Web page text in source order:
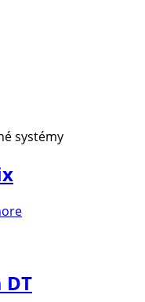
systémy